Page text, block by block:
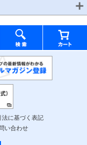
法に基づく表記
い合わせ